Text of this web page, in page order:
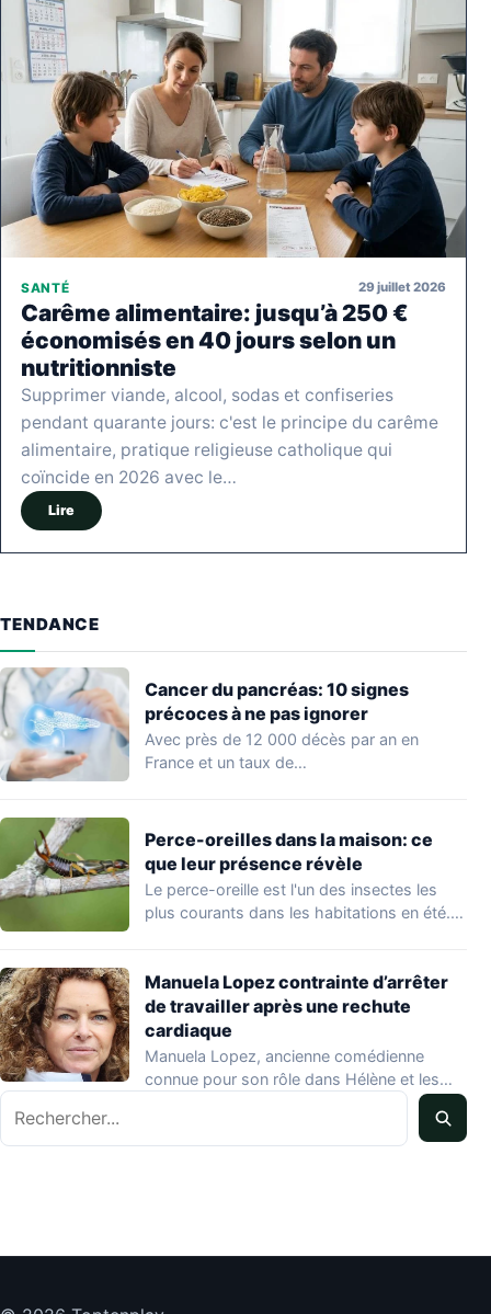
SANTÉ 29 juillet 2026
Carême alimentaire: jusqu’à 250 €
économisés en 40 jours selon un
nutritionniste
Supprimer viande, alcool, sodas et confiseries
pendant quarante jours: c'est le principe du carême
alimentaire, pratique religieuse catholique qui
coïncide en 2026 avec le…
Lire
TENDANCE
Cancer du pancréas: 10 signes
précoces à ne pas ignorer
Avec près de 12 000 décès par an en
France et un taux de…
Perce-oreilles dans la maison: ce
que leur présence révèle
Le perce-oreille est l'un des insectes les
plus courants dans les habitations en été.…
Manuela Lopez contrainte d’arrêter
de travailler après une rechute
cardiaque
Manuela Lopez, ancienne comédienne
connue pour son rôle dans Hélène et les
Rechercher